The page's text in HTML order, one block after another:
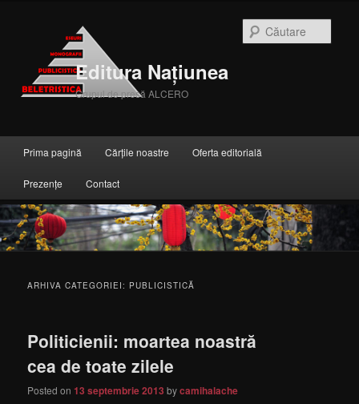
Editura Națiunea
Grupul de presă ALCERO
Sari la conținutul principal
Sari la conținutul secundar
Prima pagină Cărțile noastre Oferta editorială
Prezențe Contact
ARHIVA CATEGORIEI: PUBLICISTICĂ
Politicienii: moartea noastră
cea de toate zilele
Posted on13 septembrie 2013 bycamihalache